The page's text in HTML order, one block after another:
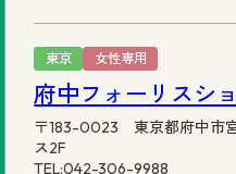
東京 女性専用
府中フォーリスシ
〒183-0023 東京都府中市宮
ス2F
TEL:042-306-9988